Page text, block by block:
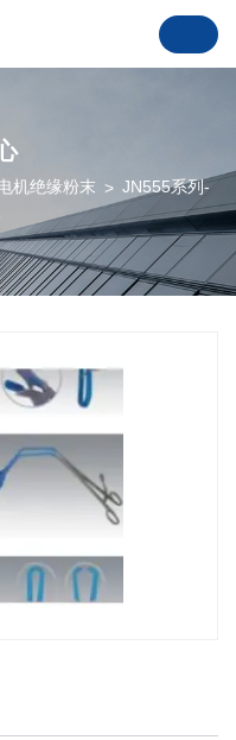
机绝缘粉末 > JN555系列-